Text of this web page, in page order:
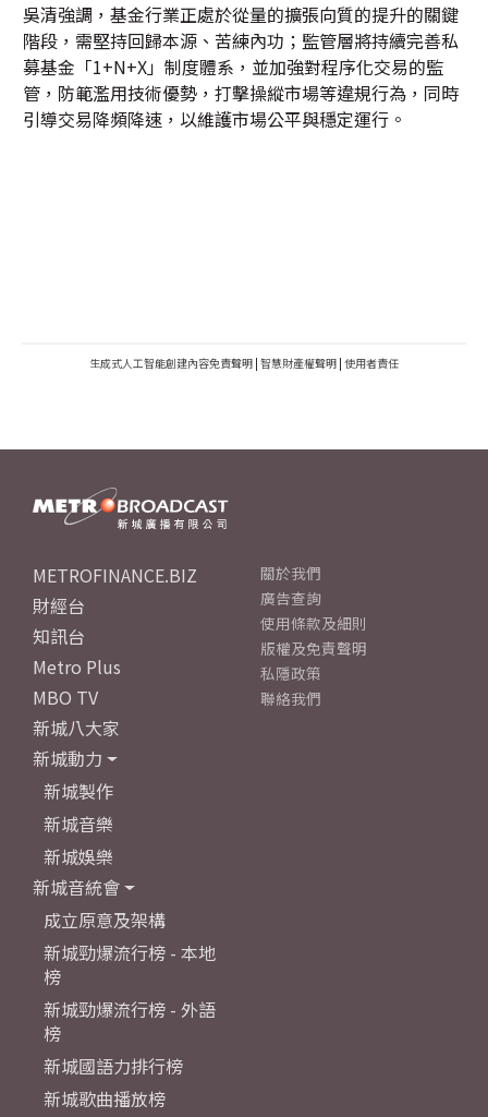
吳清強調，基金行業正處於從量的擴張向質的提升的關鍵
階段，需堅持回歸本源、苦練內功；監管層將持續完善私
募基金「1+N+X」制度體系，並加強對程序化交易的監
管，防範濫用技術優勢，打擊操縱市場等違規行為，同時
引導交易降頻降速，以維護市場公平與穩定運行。
生成式人工智能創建內容免責聲明 | 智慧財產權聲明 | 使用者責任
METROFINANCE.BIZ
財經台
知訊台
Metro Plus
MBO TV
新城八大家
新城動力
新城製作
新城音樂
新城娛樂
新城音統會
成立原意及架構
新城勁爆流行榜 - 本地
榜
新城勁爆流行榜 - 外語
榜
新城國語力排行榜
新城歌曲播放榜
關於我們
廣告查詢
使用條款及細則
版權及免責聲明
私隱政策
聯絡我們